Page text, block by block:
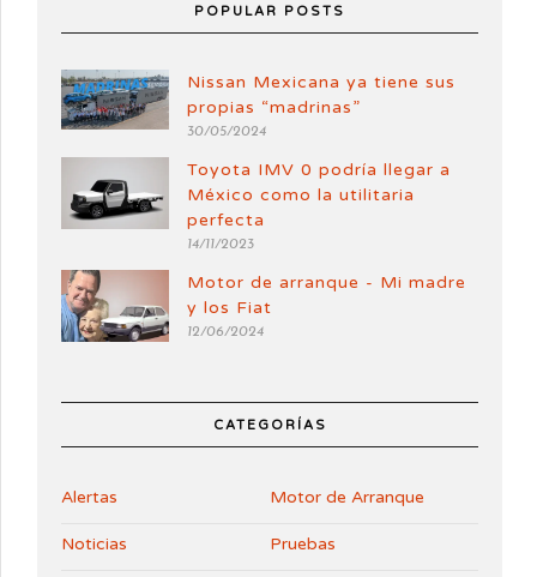
POPULAR POSTS
Nissan Mexicana ya tiene sus
propias “madrinas”
30/05/2024
Toyota IMV 0 podría llegar a
México como la utilitaria
perfecta
14/11/2023
Motor de arranque - Mi madre
y los Fiat
12/06/2024
CATEGORÍAS
Alertas Motor de Arranque
Noticias Pruebas